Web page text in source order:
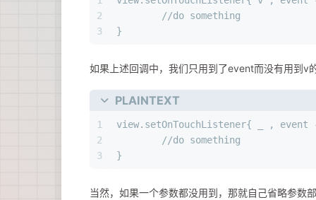
2
3
	//do something
}
如果上述回调中，我们只用到了event而没有用到v
PLAINTEXT
1
2
3
view.setOnTouchListener{ _ , event
	//do something
}
当然，如果一个参数都没用到，那就自己省略参数